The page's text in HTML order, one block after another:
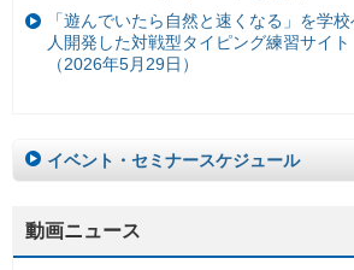
「遊んでいたら自然と速くなる」を学
人開発した対戦型タイピング練習サイト
（2026年5月29日）
イベント・セミナースケジュール
動画ニュース